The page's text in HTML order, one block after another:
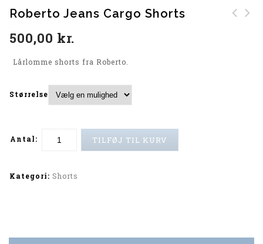
Roberto Jeans Cargo Shorts
500,00 kr.
Lårlomme shorts fra Roberto.
Størrelse
Antal: TILFØJ TIL KURV
Kategori: Shorts